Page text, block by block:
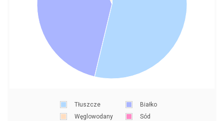
Tłuszcze
Białko
Węglowodany
Sód